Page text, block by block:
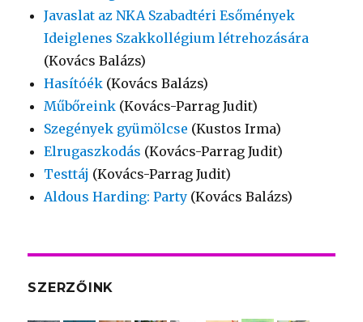
Javaslat az NKA Szabadtéri Esőmények
Ideiglenes Szakkollégium létrehozására
(Kovács Balázs)
Hasítóék (Kovács Balázs)
Műbőreink (Kovács-Parrag Judit)
Szegények gyümölcse (Kustos Irma)
Elrugaszkodás (Kovács-Parrag Judit)
Testtáj (Kovács-Parrag Judit)
Aldous Harding: Party (Kovács Balázs)
SZERZŐINK